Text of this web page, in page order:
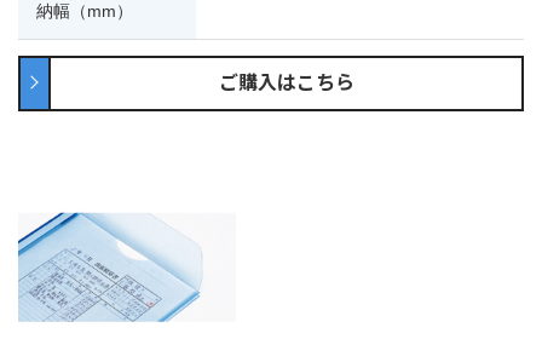
納幅（mm）
ご購入はこちら